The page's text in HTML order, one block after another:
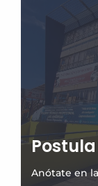
Anótate en